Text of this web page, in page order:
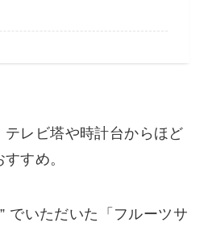
レビ塔や時計台からほど
すめ。
でいただいた「フルーツサ